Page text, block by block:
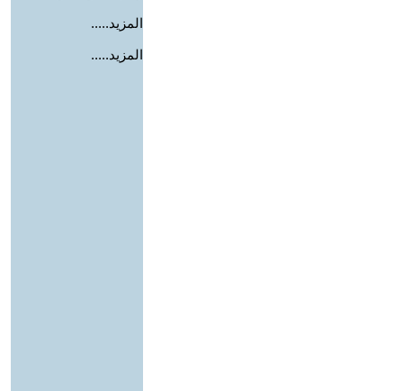
المزيد.....
المزيد.....